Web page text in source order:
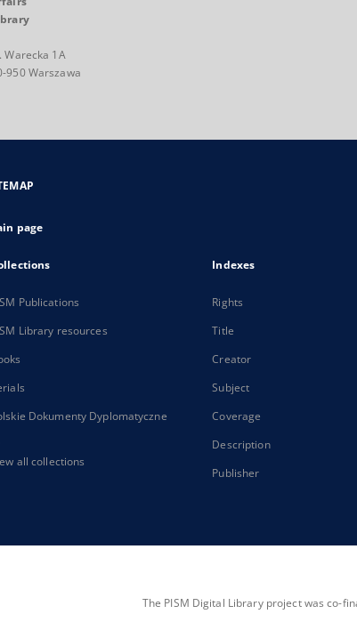
Warecka 1A
950 Warszawa
page
Publications
Library resources
Dokumenty Dyplomatyczne
all collections
Indexes
Rights
Title
Creator
Subject
Coverage
Description
Publisher
The PISM Digital Library project was co-